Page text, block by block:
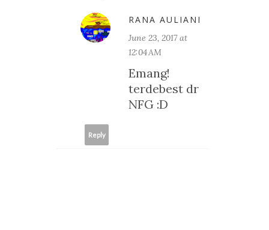
RANA AULIANI
June 23, 2017 at
12:04 AM
Emang!
terdebest dr
NFG :D
Reply